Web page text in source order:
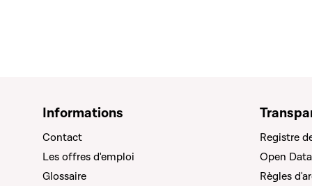
Informations
Contact
Les offres d'emploi
Glossaire
Registre
Open Data
Règles